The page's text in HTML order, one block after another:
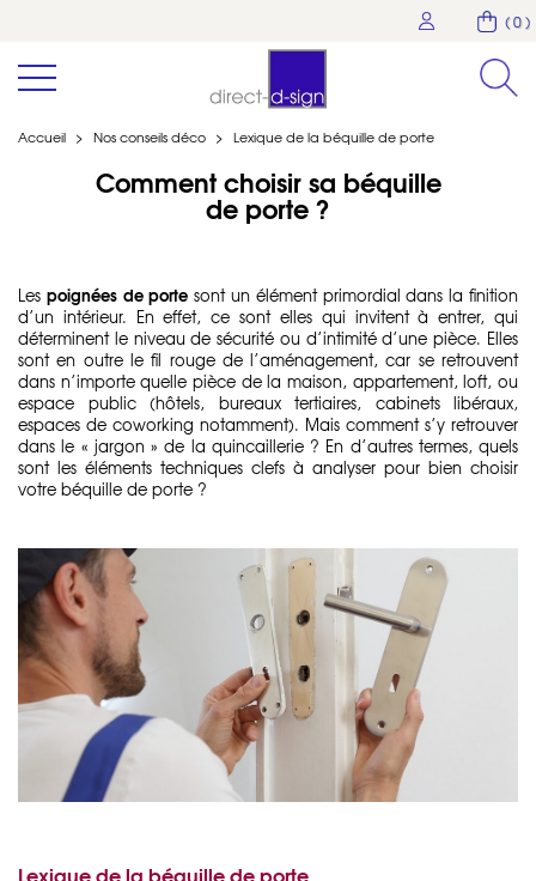
( 0 )
Accueil > Nos conseils déco > Lexique de la béquille de porte
Comment choisir sa béquille
de porte ?
Les poignées de porte sont un élément primordial dans la finition
d’un intérieur. En effet, ce sont elles qui invitent à entrer, qui
déterminent le niveau de sécurité ou d’intimité d’une pièce. Elles
sont en outre le fil rouge de l’aménagement, car se retrouvent
dans n’importe quelle pièce de la maison, appartement, loft, ou
espace public (hôtels, bureaux tertiaires, cabinets libéraux,
espaces de coworking notamment). Mais comment s’y retrouver
dans le « jargon » de la quincaillerie ? En d’autres termes, quels
sont les éléments techniques clefs à analyser pour bien choisir
votre béquille de porte ?
Lexique de la béquille de porte